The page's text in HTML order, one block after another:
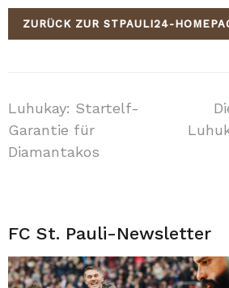
ZURÜCK ZUR STPAULI24-
Luhukay: Startelf-
Garantie für
Diamantakos
FC St. Pauli-Newsletter